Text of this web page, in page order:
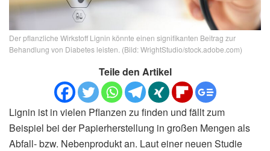
Der pflanzliche Wirkstoff Lignin könnte einen signifikanten Beitrag zur
Behandlung von Diabetes leisten. (Bild: WrightStudio/stock.adobe.com)
Teile den Artikel
Lignin ist in vielen Pflanzen zu finden und fällt zum
Beispiel bei der Papierherstellung in großen Mengen als
Abfall- bzw. Nebenprodukt an. Laut einer neuen Studie